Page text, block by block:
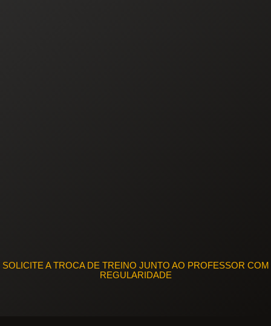
SOLICITE A TROCA DE TREINO JUNTO AO PROFESSOR COM
REGULARIDADE